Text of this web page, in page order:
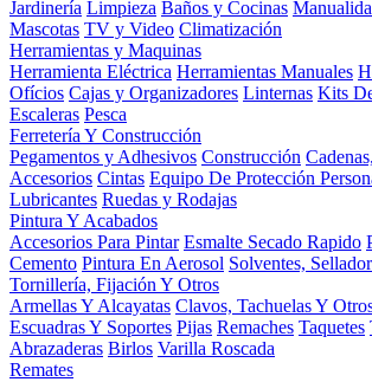
Jardinería Limpieza Baños y Cocinas
Mascotas TV y Video Climatización
Herramientas y Maquinas
Herramienta Eléctrica Herramientas Manuales
Ofícios Cajas y Organizadores Linternas Kits
Escaleras Pesca
Ferretería Y Construcción
Pegamentos y Adhesivos Construcción
Accesorios Cintas Equipo De Protección
Lubricantes Ruedas y Rodajas
Pintura Y Acabados
Accesorios Para Pintar Esmalte Secado Rapido
Cemento Pintura En Aerosol Solventes,
Tornillería, Fijación Y Otros
Armellas Y Alcayatas Clavos, Tachuelas Y
Escuadras Y Soportes Pijas Remaches Taquetes
Abrazaderas Birlos Varilla Roscada
Remates